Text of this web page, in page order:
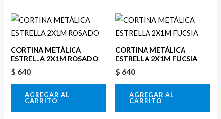
CORTINA METÁLICA
ESTRELLA 2X1M ROSADO
$ 640
AGREGAR AL
CARRITO
CORTINA METÁLICA
ESTRELLA 2X1M FUCSIA
$ 640
AGREGAR AL
CARRITO